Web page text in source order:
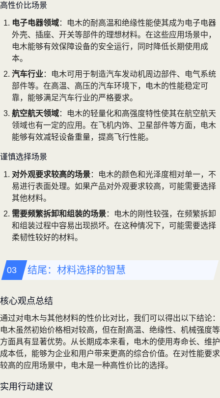
高性价比场景
电子电器领域：电木的耐高温和绝缘性能使其成为电子电器
外壳、插座、开关等部件的理想材料。在这些应用场景中，
电木能够有效保障设备的安全运行，同时降低长期使用成
本。
汽车行业：电木可用于制造汽车发动机周边部件、电气系统
部件等。在高温、高压的汽车环境下，电木的性能稳定可
靠，能够满足汽车行业的严格要求。
航空航天领域：电木的轻量化和高强度特性使其在航空航天
领域也有一定的应用。在飞机内饰、卫星部件等方面，电木
能够有效减轻设备重量，提高飞行性能。
谨慎选择场景
对外观要求较高的场景：电木的颜色和光泽度相对单一，不
易进行表面处理。如果产品对外观要求较高，可能需要选择
其他材料。
需要频繁拆卸和组装的场景：电木的刚性较强，在频繁拆卸
和组装过程中容易出现损坏。在这种情况下，可能需要选择
柔韧性较好的材料。
结尾：材料选择的智慧
核心观点总结
通过对电木与其他材料的性价比对比，我们可以得出以下结论：
电木虽然初始价格相对较高，但在耐高温、绝缘性、机械强度等
方面具有显著优势。从长期成本来看，电木的使用寿命长、维护
成本低，能够为企业和用户带来更高的综合价值。在对性能要求
较高的应用场景中，电木是一种高性价比的选择。
实用行动建议